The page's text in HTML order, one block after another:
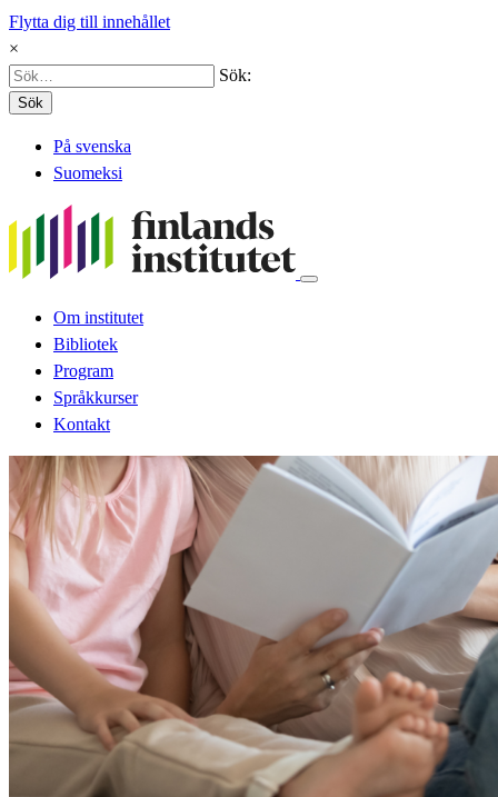
Flytta dig till innehållet
×
Sök:
Sök
På svenska
Suomeksi
Om institutet
Bibliotek
Program
Språkkurser
Kontakt